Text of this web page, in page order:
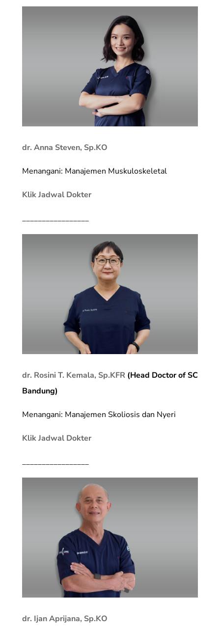
dr. Anna Steven, Sp.KO
Menangani: Manajemen Muskuloskeletal
Klik Jadwal Dokter
_________________
dr. Rosini T. Kemala, Sp.KFR(Head Doctor of SC
Bandung)
Menangani: Manajemen Skoliosis dan Nyeri
Klik Jadwal Dokter
_________________
dr. Ijan Aprijana, Sp.KO